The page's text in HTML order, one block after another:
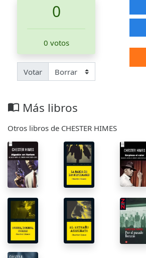
0
0 votos
Votar
import_contacts Más libros
Otros libros de CHESTER HIMES